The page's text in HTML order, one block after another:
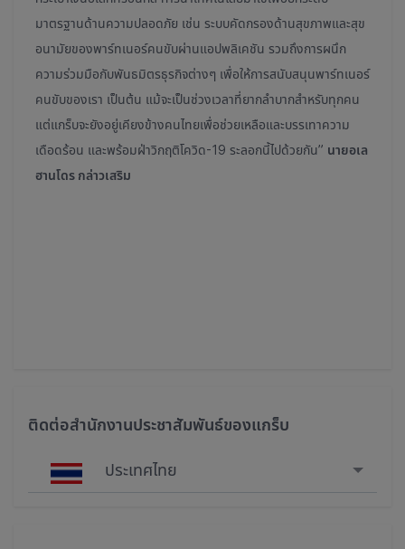
มาตรฐานด้านความปลอดภัย เช่น ระบบคัดกรองด้านสุขภาพและสุข
อนามัยของพาร์ทเนอร์คนขับผ่านแอปพลิเคชัน รวมถึงการผนึก
ความร่วมมือกับพันธมิตรธุรกิจต่างๆ เพื่อให้การสนับสนุนพาร์ทเนอร์
คนขับของเรา เป็นต้น แม้จะเป็นช่วงเวลาที่ยากลำบากสำหรับทุกคน
แต่แกร็บจะยังอยู่เคียงข้างคนไทยเพื่อช่วยเหลือและบรรเทาความ
เดือดร้อน และพร้อมฝ่าวิกฤติโควิด-19 ระลอกนี้ไปด้วยกัน” นายอเล
ฮานโดร กล่าวเสริม
ติดต่อสำนักงานประชาสัมพันธ์ของแกร็บ
ประเทศไทย